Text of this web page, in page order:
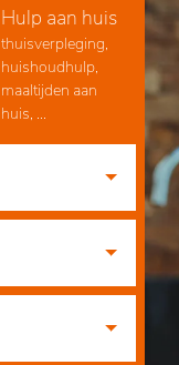
Hulp aan huis
thuisverpleging,
huishoudhulp,
maaltijden aan
huis, ...